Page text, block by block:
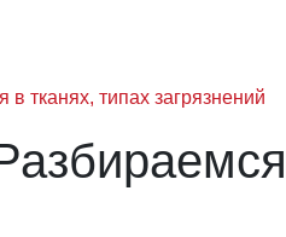
тканях, типах загрязнений